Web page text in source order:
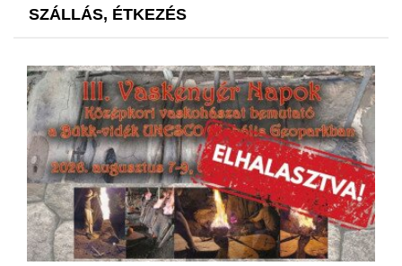
SZÁLLÁS, ÉTKEZÉS